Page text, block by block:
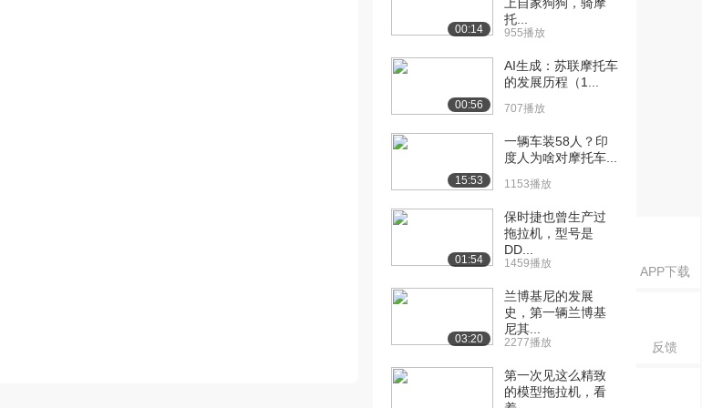
APP下载
反馈
00:14
托...
955播放
00:56
AI生成：苏联摩托车
的发展历程（1...
707播放
15:53
一辆车装58人？印
度人为啥对摩托车...
1153播放
01:54
保时捷也曾生产过
拖拉机，型号是
DD...
1459播放
03:20
兰博基尼的发展
史，第一辆兰博基
尼其...
2277播放
第一次见这么精致
的模型拖拉机，看